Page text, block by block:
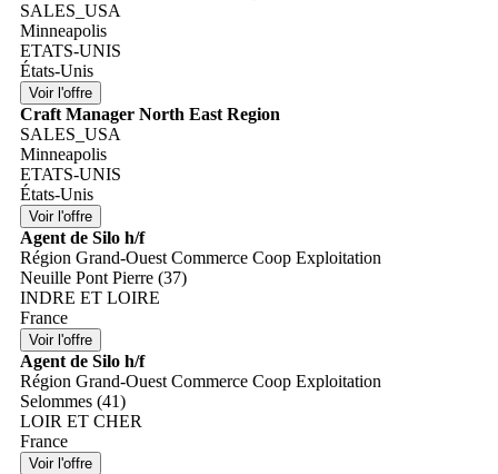
SALES_USA
Minneapolis
ETATS-UNIS
États-Unis
Craft Manager North East Region
SALES_USA
Minneapolis
ETATS-UNIS
États-Unis
Agent de Silo h/f
Région Grand-Ouest Commerce Coop Exploitation
Neuille Pont Pierre (37)
INDRE ET LOIRE
France
Agent de Silo h/f
Région Grand-Ouest Commerce Coop Exploitation
Selommes (41)
LOIR ET CHER
France